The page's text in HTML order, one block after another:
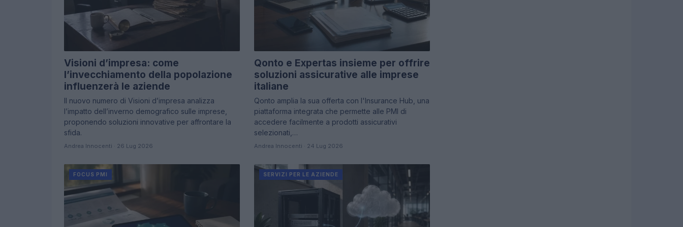
Visioni d’impresa: come
l’invecchiamento della popolazione
influenzerà le aziende
Il nuovo numero di Visioni d’impresa analizza
l’impatto dell’inverno demografico sulle imprese,
proponendo soluzioni innovative per affrontare la
sfida.
Andrea Innocenti · 26 Lug 2026
Qonto e Expertas insieme per offrire
soluzioni assicurative alle imprese
italiane
Qonto amplia la sua offerta con l'Insurance Hub, una
piattaforma integrata che permette alle PMI di
accedere facilmente a prodotti assicurativi
selezionati,…
Andrea Innocenti · 24 Lug 2026
FOCUS PMI SERVIZI PER LE AZIENDE